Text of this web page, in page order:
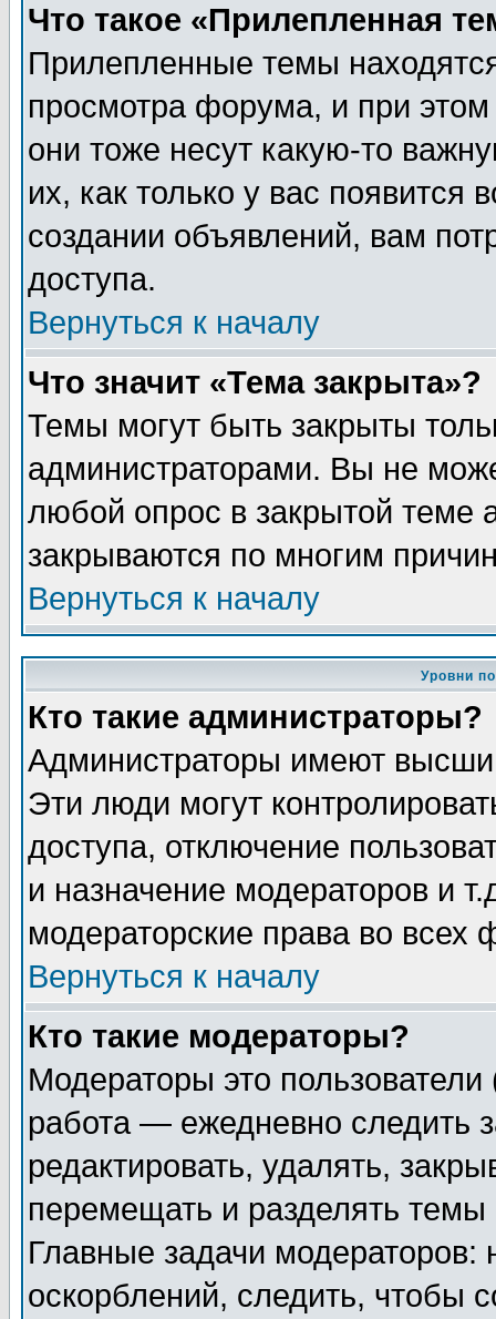
Что такое «Прилепленная
Прилепленные темы
просмотра форума, и при
они тоже несут какую-то
их, как только у вас появится
создании объявлений, вам
доступа.
Вернуться к началу
Что значит «Тема закрыта»?
Темы могут быть закрыты
администраторами. Вы не
любой опрос в закрытой теме
закрываются по многим
Вернуться к началу
Уровни
Кто такие администраторы?
Администраторы имеют
Эти люди могут
доступа, отключение
и назначение модераторов и
модераторские права во всех
Вернуться к началу
Кто такие модераторы?
Модераторы это
работа — ежедневно следить
редактировать, удалять,
перемещать и разделять
Главные задачи
оскорблений, следить, чтобы